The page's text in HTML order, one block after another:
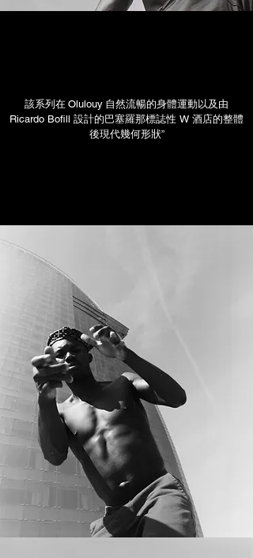
該系列在 Olulouy 自然流暢的身體運動以及由
Ricardo Bofill 設計的巴塞羅那標誌性 W 酒店的整體
後現代幾何形狀”